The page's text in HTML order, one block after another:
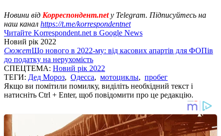
Новини від Корреспондент.netу Telegram. Підписуйтесь на
наш канал https://t.me/korrespondentnet
Читайте Korrespondent.net в Google News
Новий рік 2022
СюжетЩо нового в 2022-му: від касових апартів для ФОПів
до податку на нерухомість
СПЕЦТЕМА: Новий рік 2022
ТЕГИ: Дед Мороз, Одесса, мотоциклы, пробег
Якщо ви помітили помилку, виділіть необхідний текст і
натисніть Ctrl + Enter, щоб повідомити про це редакцію.